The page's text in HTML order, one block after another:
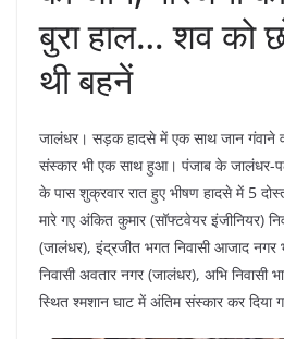
बुरा हाल… शव को
थी बहनें
जालंधर। सड़क हादसे में एक साथ जान गंवाने
संस्कार भी एक साथ हुआ। पंजाब के जालंधर-
के पास शुक्रवार रात हुए भीषण हादसे में 5
मारे गए अंकित कुमार (सॉफ्टवेयर इंजीनियर)
(जालंधर), इंद्रजीत भगत निवासी आजाद नगर
निवासी अवतार नगर (जालंधर), अभि निवासी
स्थित श्मशान घाट में अंतिम संस्कार कर दिया